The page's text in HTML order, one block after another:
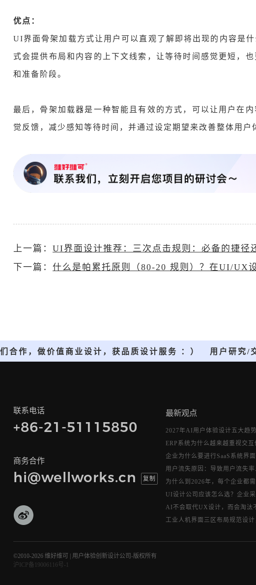
优点：
UI界面骨架加载方式让用户可以直观了解即将出现的内容是
式会提供布局和内容的上下文线索，让等待时间感觉更短，
和准备阶段。
最后，骨架加载器是一种智能且有效的方式，可以让用户在
觉反馈，减少感知等待时间，并通过设定期望来改善整体用户
上一篇： UI界面设计推荐：三次点击规则：必备的捷径
下一篇： 什么是帕累托原则（80-20 规则）？在UI/UX
合作，做价值商业设计，获品质设计服务 ：） 用户研究/
联系电话
+86-21-51115850
商务合作
hi@wellworks.cn 复制
最新观点
2027年AI用户体验设计五大趋
ERP系统为什么越来越重视交互
企业为什么要进行SaaS系统界
用户流失原因：导致用户流失
为什么到2026年，每个企业都
UI设计公司应该怎么选？企业
AI不会取代UX设计，而会淘汰
工业人机界面三区布局规范设
©2010-2026 维好维可 | 用户体验创新设计公司-版权所有
沪ICP备19006116号-1